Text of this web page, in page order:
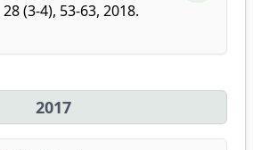
28 (3-4), 53-63, 2018.
2017